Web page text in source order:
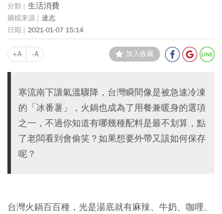
生活消費
達志
2021-01-07 15:14
+A -A 加入收藏
寒流南下讓氣溫驟降，台灣瞬間像是被急速冷凍
的「冰番薯」，火鍋也成為了用餐兼暖身的選項
之一，不過你知道有哪幾種配料是最不划算，點
了老闆看到會偷笑？如果想要外帶又該如何保存
呢？
台灣火鍋百百種，光是湯底就有麻辣、牛奶、咖哩、